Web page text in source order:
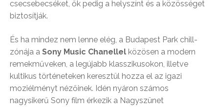
csecsebecséket, ők pedig a helyszínt és a közösséget
biztosítják.
És ha mindez nem lenne elég, a Budapest Park chill-
zónája a Sony Music Chanellel közösen a modern
remekműveken, a legújabb klasszikusokon, illetve
kultikus történeteken keresztül hozza el az igazi
moziélményt nézőinek. Idén nyáron számos
nagysikerű Sony film érkezik a Nagyszünet